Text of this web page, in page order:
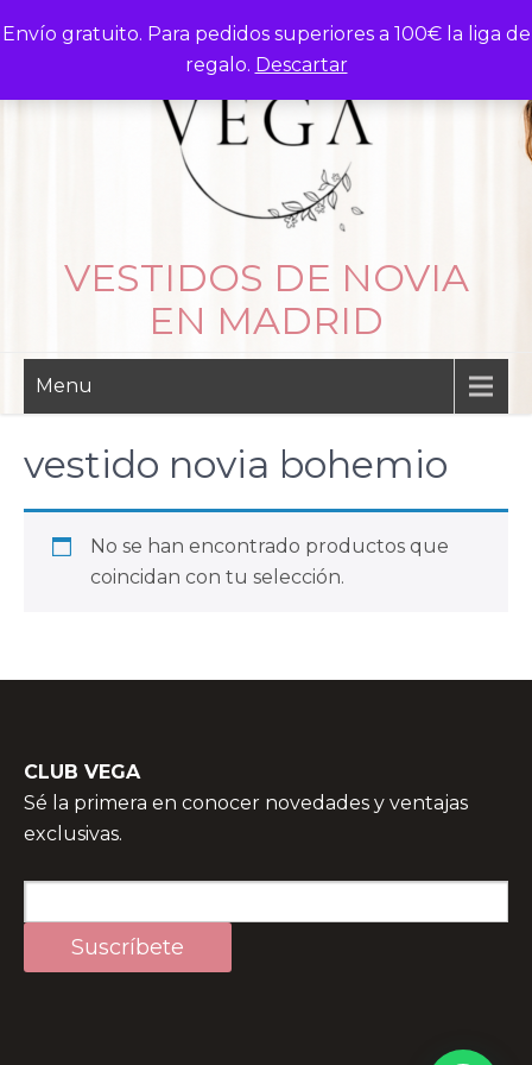
Envío gratuito. Para pedidos superiores a 100€ la liga de
regalo. Descartar
to
VESTIDOS DE NOVIA
EN MADRID
Menu
vestido novia bohemio
No se han encontrado productos que
coincidan con tu selección.
CLUB VEGA
Sé la primera en conocer novedades y ventajas
exclusivas.